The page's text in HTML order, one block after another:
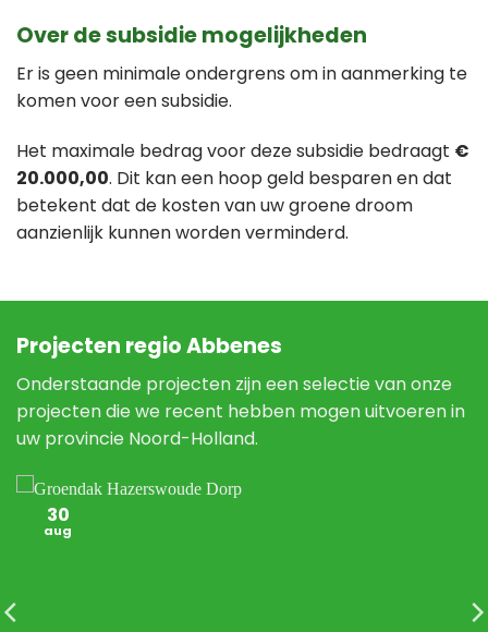
Over de subsidie mogelijkheden
Er is geen minimale ondergrens om in aanmerking te
komen voor een subsidie.
Het maximale bedrag voor deze subsidie bedraagt €
20.000,00. Dit kan een hoop geld besparen en dat
betekent dat de kosten van uw groene droom
aanzienlijk kunnen worden verminderd.
Projecten regio Abbenes
Onderstaande projecten zijn een selectie van onze
projecten die we recent hebben mogen uitvoeren in
uw provincie Noord-Holland.
30
aug